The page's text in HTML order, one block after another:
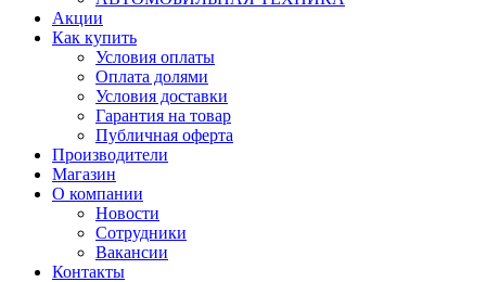
Акции
Как купить
Условия оплаты
Оплата долями
Условия доставки
Гарантия на товар
Публичная оферта
Производители
Магазин
О компании
Новости
Сотрудники
Вакансии
Контакты